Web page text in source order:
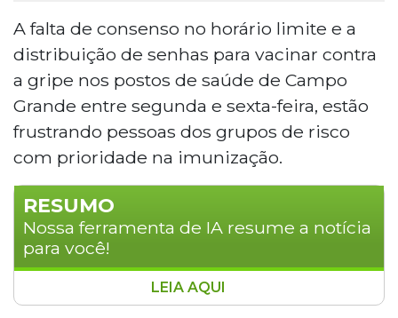
A falta de consenso no horário limite e a
distribuição de senhas para vacinar contra
a gripe nos postos de saúde de Campo
Grande entre segunda e sexta-feira, estão
frustrando pessoas dos grupos de risco
com prioridade na imunização.
RESUMO
Nossa ferramenta de IA resume a notícia
para você!
A falta de padronização nos horários e na
LEIA AQUI